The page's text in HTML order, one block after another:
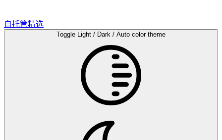
自托管精选
Toggle Light / Dark / Auto color theme